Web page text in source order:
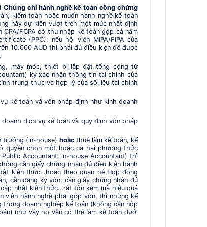
Chứng chỉ hành nghề kế toán công chứng
kiểm toán hoặc muốn hành nghề kế toán
này dự kiến vượt trên một mức nhất định
FCPA có thu nhập kế toán gộp cả năm
(PPC); nếu hội viên MIPA/FIPA của
10.000 AUD thì phải đủ điều kiện để được
máy móc, thiết bị lắp đặt tổng cộng từ
ký xác nhận thông tin tài chính của
trung thực và hợp lý của số liệu tài chính
kế toán và vốn pháp định như kinh doanh
dịch vụ kế toán và quy định vốn pháp
trưởng (in-house) hoặc thuê làm kế toán, kế
quyền chọn một hoặc cả hai phương thức
Accountant, in-house Accountant) thì
cần giấy chứng nhận đủ điều kiện hành
kiến thức…hoặc theo quan hệ Hợp đồng
cần đăng ký vốn, cần giấy chứng nhận đủ
nhật kiến thức…rất tốn kém mà hiệu quả
viên hành nghề phải góp vốn, thì những kế
doanh nghiệp kế toán (không cần nộp
như vậy họ vẫn có thể làm kế toán dưới